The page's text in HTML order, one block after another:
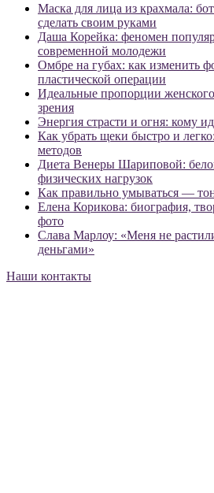
Маска для лица из крахмала:
сделать своим руками
Даша Корейка: феномен
современной молодежи
Омбре на губах: как изменить
пластической операции
Идеальные пропорции
зрения
Энергия страсти и огня: кому
Как убрать щеки быстро и
методов
Диета Венеры Шариповой:
физических нагрузок
Как правильно умываться —
Елена Корикова: биография,
фото
Слава Марлоу: «Меня не
деньгами»
Наши контакты